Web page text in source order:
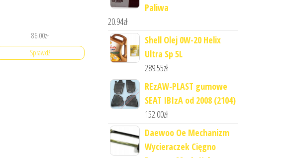
86.00zł
Sprawdź
Paliwa
20.94zł
Shell Olej 0W-20 Helix
Ultra Sp 5L
289.55zł
REzAW-PLAST gumowe
SEAT IBIzA od 2008 (2104)
152.00zł
Daewoo Oe Mechanizm
Wycieraczek Cięgno